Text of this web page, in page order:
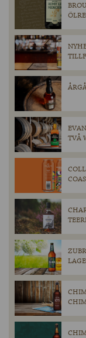
TVÅ